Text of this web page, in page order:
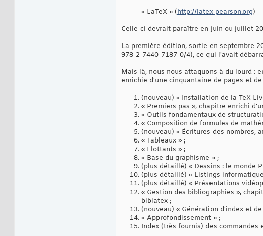
« LaTeX » (http://latex-pearson.org)
Celle-ci devrait paraître en juin ou juillet
La première édition, sortie en septembre
978-2-7440-7187-0/4), ce qui l'avait
Mais là, nous nous attaquons à du lourd :
enrichie d'une cinquantaine de pages et
(nouveau) « Installation de la TeX
« Premiers pas », chapitre enrichi
« Outils fondamentaux de
« Composition de formules de
(nouveau) « Écritures des nombres,
« Tableaux » ;
« Flottants » ;
« Base du graphisme » ;
(plus détaillé) « Dessins : le monde
(plus détaillé) « Listings
(plus détaillé) « Présentations
« Gestion des bibliographies »,
biblatex ;
(nouveau) « Génération d'index et
« Approfondissement » ;
Index (très fournis) des commandes